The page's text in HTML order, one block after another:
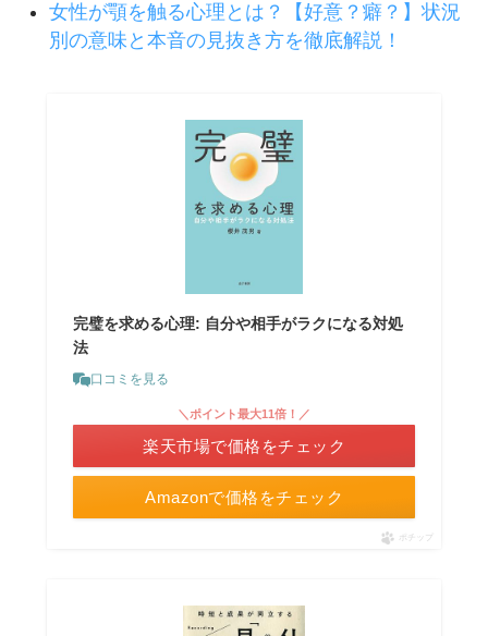
女性が顎を触る心理とは？【好意？癖？】状況
別の意味と本音の見抜き方を徹底解説！
完璧を求める心理: 自分や相手がラクになる対処
法
口コミを見る
Amazonで価格をチェック
＼ポイント最大11倍！／
楽天市場で価格をチェック
ポチップ